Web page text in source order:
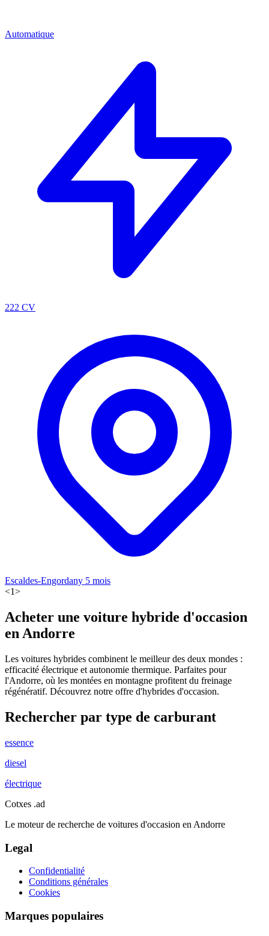
Automatique
222 CV
Escaldes-Engordany 5 mois
<1>
Acheter une voiture hybride d'occasion
en Andorre
Les voitures hybrides combinent le meilleur des deux mondes :
efficacité électrique et autonomie thermique. Parfaites pour
l'Andorre, où les montées en montagne profitent du freinage
régénératif. Découvrez notre offre d'hybrides d'occasion.
Rechercher par type de carburant
essence
diesel
électrique
Cotxes .ad
Le moteur de recherche de voitures d'occasion en Andorre
Legal
Confidentialité
Conditions générales
Cookies
Marques populaires